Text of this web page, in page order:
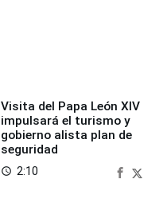
Visita del Papa León XIV
impulsará el turismo y
gobierno alista plan de
seguridad
access_time 2:10